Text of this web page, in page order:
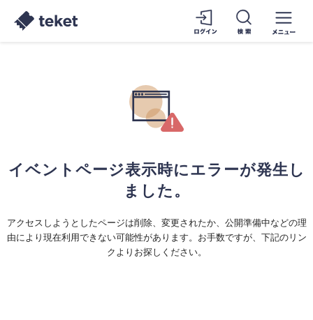
イベントページ表示時にエラーが発生し
ました。
アクセスしようとしたページは削除、変更されたか、公開準備中などの理
由により現在利用できない可能性があります。お手数ですが、下記のリン
クよりお探しください。